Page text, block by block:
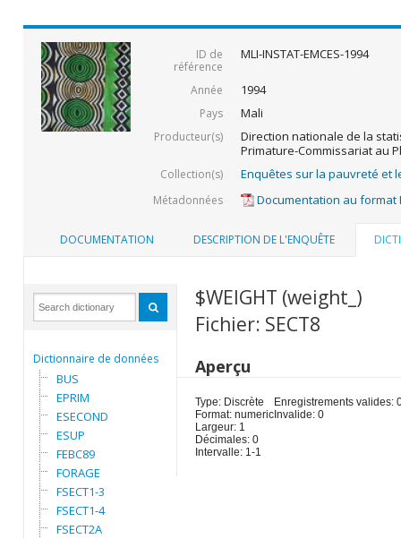
ID de
référence
MLI-INSTAT-EMCES-1994
Année 1994
Pays Mali
Producteur(s)
Direction nationale de la
Primature-Commissariat au
Collection(s) Enquêtes sur la pauvreté et
Métadonnées Documentation au format
DOCUMENTATION DESCRIPTION DE L'ENQUÊTE
Dictionnaire de données
BUS
EPRIM
ESECOND
ESUP
FEBC89
FORAGE
FSECT1-3
FSECT1-4
FSECT2A
$WEIGHT (weight_)
Fichier: SECT8
Aperçu
Type: Discrète
Format: numeric
Largeur: 1
Décimales: 0
Intervalle: 1-1
Enregistrements valides:
Invalide: 0